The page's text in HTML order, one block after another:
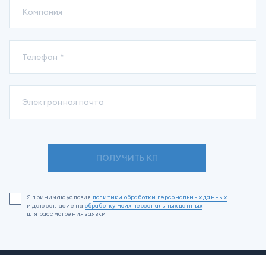
ПОЛУЧИТЬ КП
Я принимаю условия политики обработки персональных данных
и даю согласие на обработку моих персональных данных
для рассмотрения заявки